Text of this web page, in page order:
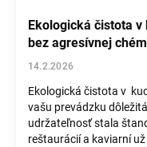
Ekologická čistota
bez agresívnej
14.2.2026
Ekologická čistota v
vašu prevádzku
udržateľnosť stala
reštaurácií a kaviarní